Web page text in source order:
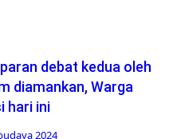
debat kedua oleh
diamankan, Warga
hari ini